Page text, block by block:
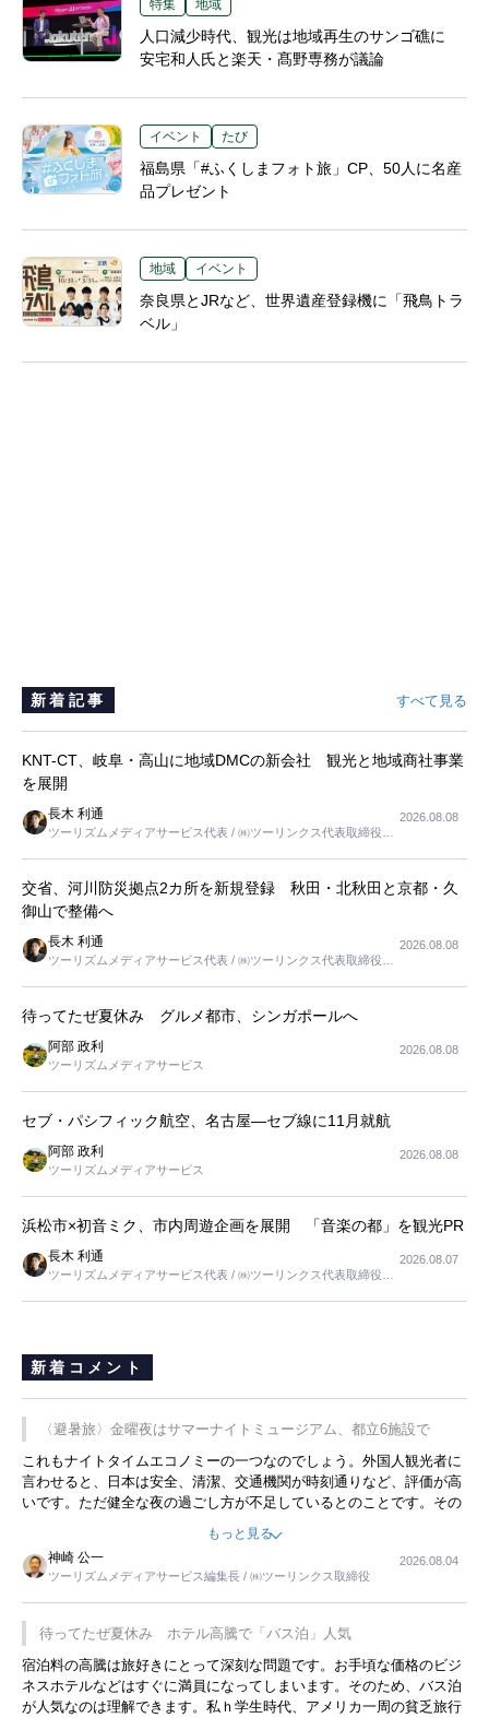
特集 地域
人口減少時代、観光は地域再生のサンゴ礁に
安宅和人氏と楽天・髙野専務が議論
イベント たび
福島県「#ふくしまフォト旅」CP、50人に名産
品プレゼント
地域 イベント
奈良県とJRなど、世界遺産登録機に「飛鳥トラ
ベル」
新着記事 すべて見る
KNT-CT、岐阜・高山に地域DMCの新会社 観光と地域商社事業
を展開
長木 利通
ツーリズムメディアサービス代表 / ㈱ツーリンクス代表取締役社
2026.08.08
交省、河川防災拠点2カ所を新規登録 秋田・北秋田と京都・久
御山で整備へ
長木 利通
ツーリズムメディアサービス代表 / ㈱ツーリンクス代表取締役社
2026.08.08
待ってたぜ夏休み グルメ都市、シンガポールへ
阿部 政利
ツーリズムメディアサービス
2026.08.08
セブ・パシフィック航空、名古屋―セブ線に11月就航
阿部 政利
ツーリズムメディアサービス
2026.08.08
浜松市×初音ミク、市内周遊企画を展開 「音楽の都」を観光PR
長木 利通
ツーリズムメディアサービス代表 / ㈱ツーリンクス代表取締役社
2026.08.07
新着コメント
〈避暑旅〉金曜夜はサマーナイトミュージアム、都立6施設で
これもナイトタイムエコノミーの一つなのでしょう。外国人観光者に
言わせると、日本は安全、清潔、交通機関が時刻通りなど、評価が高
いです。ただ健全な夜の過ごし方が不足しているとのことです。その
ような意味で、金曜夜にこのようなイベントが行われれば、日本人に
限らず外国人にとっても楽しみが増えるでしょうね。
もっと見る
神崎 公一
ツーリズムメディアサービス編集長 / ㈱ツーリンクス取締役
2026.08.04
待ってたぜ夏休み ホテル高騰で「バス泊」人気
宿泊料の高騰は旅好きにとって深刻な問題です。お手頃な価格のビジ
ネスホテルなどはすぐに満員になってしまいます。そのため、バス泊
が人気なのは理解できます。私ｈ学生時代、アメリカ一周の貧乏旅行